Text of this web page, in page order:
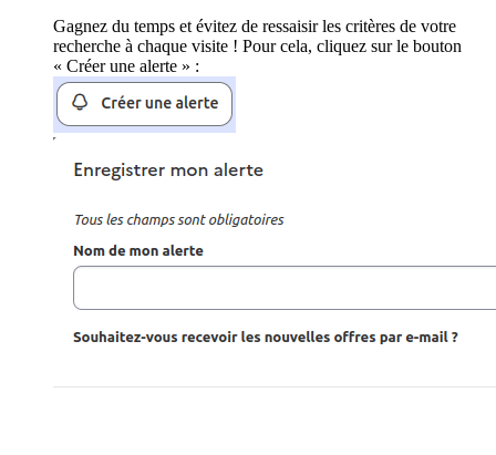
Gagnez du temps et évitez de ressaisir les critères de votre
recherche à chaque visite ! Pour cela, cliquez sur le bouton
« Créer une alerte » :